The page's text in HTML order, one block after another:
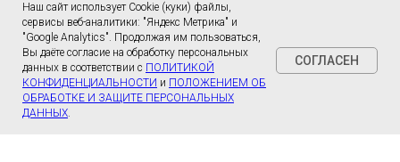
Наш сайт использует Cookie (куки) файлы,
сервисы веб-аналитики: "Яндекс Метрика" и
"Google Analytics". Продолжая им пользоваться,
Вы даёте согласие на обработку персональных
данных в соответствии с ПОЛИТИКОЙ
КОНФИДЕНЦИАЛЬНОСТИ и ПОЛОЖЕНИЕМ ОБ
ОБРАБОТКЕ И ЗАЩИТЕ ПЕРСОНАЛЬНЫХ
ДАННЫХ.
СОГЛАСЕН